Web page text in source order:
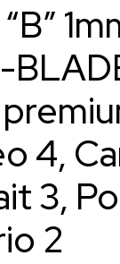
4,
3,
2